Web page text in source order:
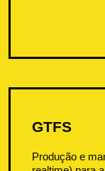
GTFS
Produção e